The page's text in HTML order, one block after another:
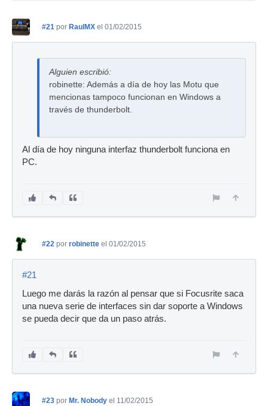
#21 por RaulMX el 01/02/2015
Alguien escribió:
robinette: Además a día de hoy las Motu que
mencionas tampoco funcionan en Windows a
través de thunderbolt.
Al día de hoy ninguna interfaz thunderbolt funciona en
PC.
#22 por robinette el 01/02/2015
#21
Luego me darás la razón al pensar que si Focusrite saca
una nueva serie de interfaces sin dar soporte a Windows
se pueda decir que da un paso atrás.
#23 por Mr. Nobody el 11/02/2015